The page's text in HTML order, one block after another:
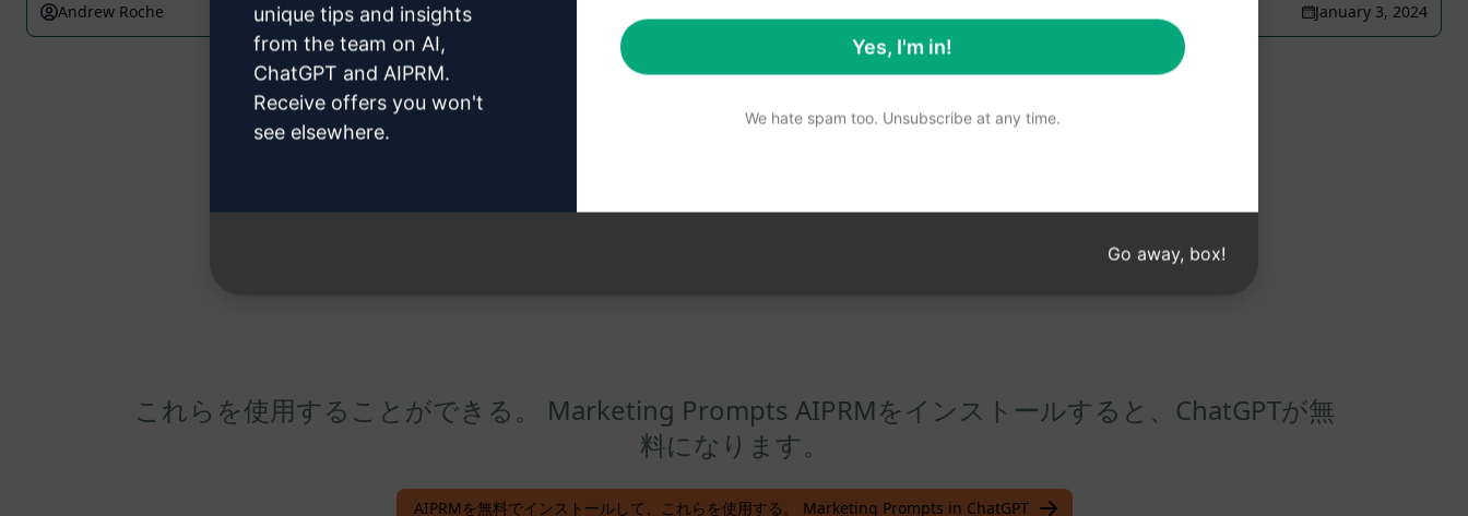
Andrew Roche August 20, 2024 January 3, 2024
16 17 18 » »»
これらを使用することができる。 Marketing Prompts AIPRMをインストールすると、ChatGPTが無
料になります。
AIPRMを無料でインストールして、これらを使用する。 Marketing Prompts in ChatGPT
unique tips and insights
from the team on AI,
ChatGPT and AIPRM.
Receive offers you won't
see elsewhere.
Yes, I'm in!
We hate spam too. Unsubscribe at any time.
Go away, box!